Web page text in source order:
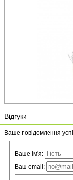
Відгуки
Ваше повідомлення
Ваше ім'я:
Ваш email: